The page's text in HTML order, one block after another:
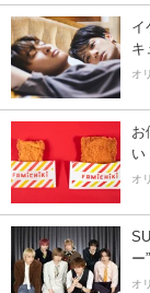
イ
キ
オ
お
い
オ
ー”
オ